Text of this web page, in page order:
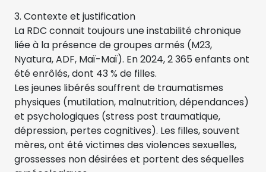
3. Contexte et justification
La RDC connait toujours une instabilité chronique
liée à la présence de groupes armés (M23,
Nyatura, ADF, Maï-Maï). En 2024, 2 365 enfants ont
été enrôlés, dont 43 % de filles.
Les jeunes libérés souffrent de traumatismes
physiques (mutilation, malnutrition, dépendances)
et psychologiques (stress post traumatique,
dépression, pertes cognitives). Les filles, souvent
mères, ont été victimes des violences sexuelles,
grossesses non désirées et portent des séquelles